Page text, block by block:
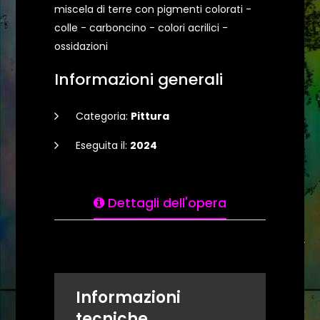
miscela di terre con pigmenti colorati -
colle - carboncino - colori acrilici -
ossidazioni
Informazioni generali
Categoria: Pittura
Eseguita il: 2024
Dettagli dell'opera
Informazioni